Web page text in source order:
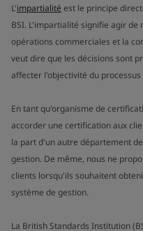
L'impartialité est le principe
BSI. L'impartialité signifie agir
opérations commerciales et la
veut dire que les décisions sont
affecter l'objectivité du
En tant qu'organisme de
accorder une certification aux
la part d'un autre département
gestion. De même, nous ne
clients lorsqu'ils souhaitent
système de gestion.
La British Standards Institution